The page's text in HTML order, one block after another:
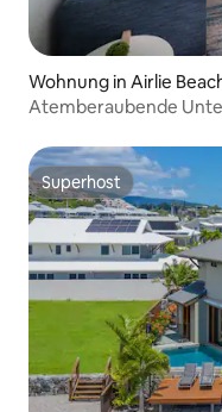
Wohnung in Airlie
Atemberaubende
Superhost
Superhost